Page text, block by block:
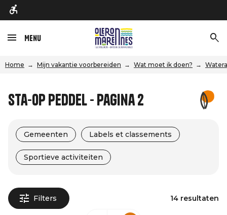
Menu
Home Mijn vakantie voorbereiden Wat moet ik doen?
Sta-op peddel - Pagina 2
Gemeenten Labels et classements
Sportieve activiteiten
Filters 14 resultaten